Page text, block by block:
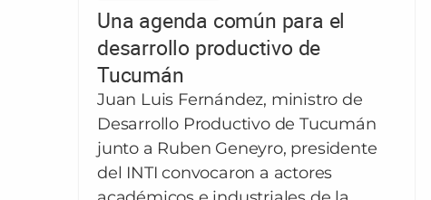
Una agenda común para el
desarrollo productivo de
Tucumán
Juan Luis Fernández, ministro de
Desarrollo Productivo de Tucumán
junto a Ruben Geneyro, presidente
del INTI convocaron a actores